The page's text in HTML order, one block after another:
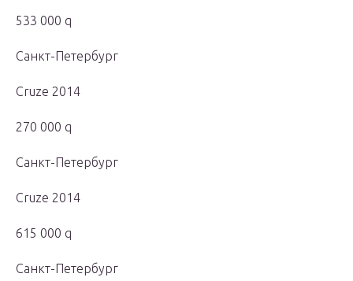
533 000 q
Санкт-Петербург
Cruze 2014
270 000 q
Санкт-Петербург
Cruze 2014
615 000 q
Санкт-Петербург